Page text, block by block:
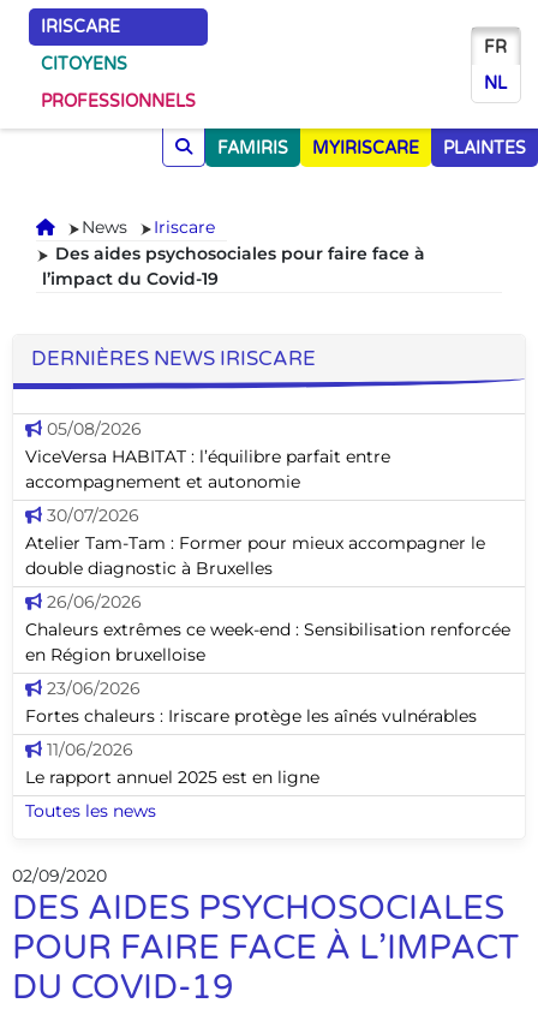
IRISCARE
CITOYENS
PROFESSIONNELS
FR
NL
FAMIRIS MYIRISCARE PLAINTES
Accueil
News
Iriscare
Des aides psychosociales pour faire face à
l’impact du Covid-19
DERNIÈRES NEWS IRISCARE
05/08/2026
ViceVersa HABITAT : l’équilibre parfait entre
accompagnement et autonomie
30/07/2026
Atelier Tam-Tam : Former pour mieux accompagner le
double diagnostic à Bruxelles
26/06/2026
Chaleurs extrêmes ce week-end : Sensibilisation renforcée
en Région bruxelloise
23/06/2026
Fortes chaleurs : Iriscare protège les aînés vulnérables
11/06/2026
Le rapport annuel 2025 est en ligne
Toutes les news
02/09/2020
DES AIDES PSYCHOSOCIALES
POUR FAIRE FACE À L’IMPACT
DU COVID-19